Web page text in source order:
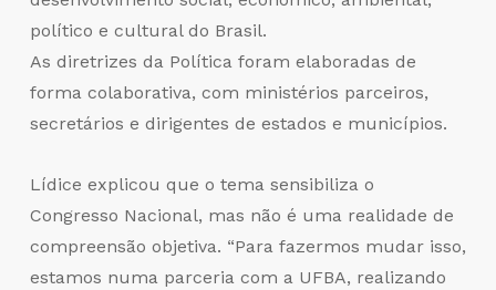
político e cultural do Brasil.
As diretrizes da Política foram elaboradas de
forma colaborativa, com ministérios parceiros,
secretários e dirigentes de estados e municípios.
Lídice explicou que o tema sensibiliza o
Congresso Nacional, mas não é uma realidade de
compreensão objetiva. “Para fazermos mudar isso,
estamos numa parceria com a UFBA, realizando